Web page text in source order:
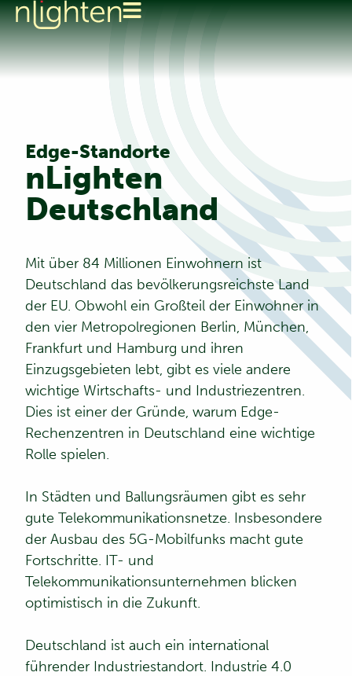
Edge-Standorte
nLighten
Deutschland
Mit über 84 Millionen Einwohnern ist
Deutschland das bevölkerungsreichste Land
der EU. Obwohl ein Großteil der Einwohner in
den vier Metropolregionen Berlin, München,
Frankfurt und Hamburg und ihren
Einzugsgebieten lebt, gibt es viele andere
wichtige Wirtschafts- und Industriezentren.
Dies ist einer der Gründe, warum Edge-
Rechenzentren in Deutschland eine wichtige
Rolle spielen.
In Städten und Ballungsräumen gibt es sehr
gute Telekommunikationsnetze. Insbesondere
der Ausbau des 5G-Mobilfunks macht gute
Fortschritte. IT- und
Telekommunikationsunternehmen blicken
optimistisch in die Zukunft.
Deutschland ist auch ein international
führender Industriestandort. Industrie 4.0